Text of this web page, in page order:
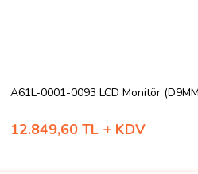
A61L-0001-0093 LCD Monitör
12.849,60 TL + KDV